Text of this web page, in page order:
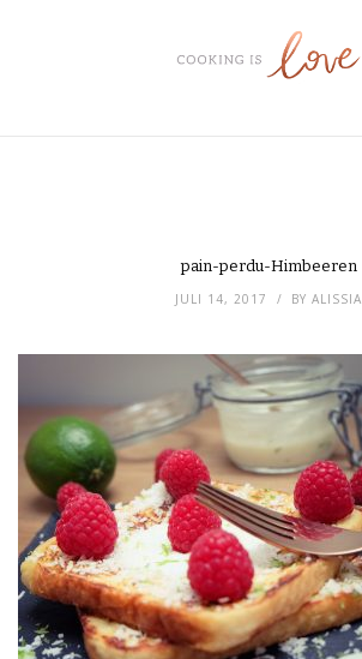
pain-perdu-Himbeeren
JULI 14, 2017 BY ALISSIA